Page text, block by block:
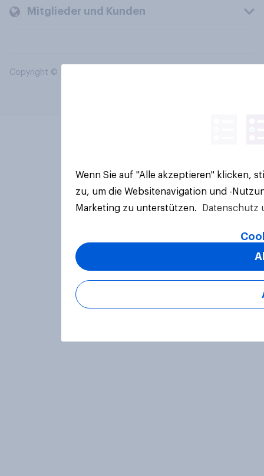
Mitglieder und Kunden
Copyright © 2026 YouGov PLC. Alle Rechte vorbehalten.
Wenn Sie auf "Alle akzeptieren" klicken,
zu, um die Websitenavigation und -
Marketing zu unterstützen.
Datenschutz